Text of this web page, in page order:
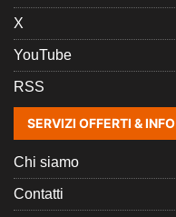
X
YouTube
RSS
SERVIZI OFFERTI & INFO
Chi siamo
Contatti